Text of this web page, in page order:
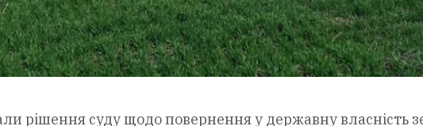
рішення суду щодо повернення у державну власність